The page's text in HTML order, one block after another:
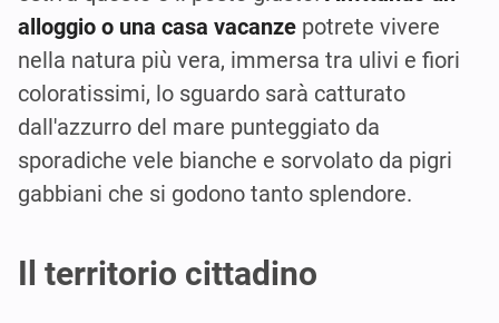
alloggio o una casa vacanze potrete vivere
nella natura più vera, immersa tra ulivi e fiori
coloratissimi, lo sguardo sarà catturato
dall'azzurro del mare punteggiato da
sporadiche vele bianche e sorvolato da pigri
gabbiani che si godono tanto splendore.
Il territorio cittadino